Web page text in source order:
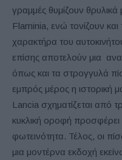
γραμμές θυμίζουν
Flaminia, ενώ τονίζουν
χαρακτήρα του
επίσης αποτελούν μια
όπως και τα στρογγυλά
εμπρός μέρος η ιστορική
Lancia σχηματίζεται από
κυκλική οροφή προσφέρει
φωτεινότητα. Τέλος, οι
μια μοντέρνα εκδοχή